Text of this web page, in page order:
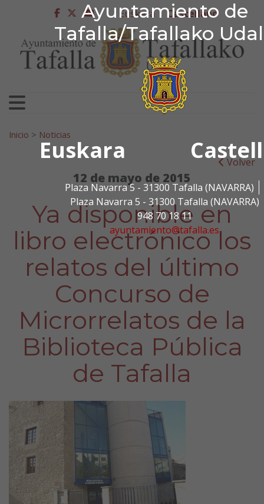
Ayuntamiento de
Tafalla/Tafallako
Euskara
Plaza Navarra 5 - 31300 Tafalla (NAVARRA)
Plaza Navarra 5 - 31300 Tafalla (NAVARRA)
948 70 18 11
ayuntamiento@tafalla.es
Ir al contenido
Ayuntamiento de
facebook
twitter
youtube
Euskera Castellano
Search for:
Inicio > Noticias
Volver
12 de mayo de 2015
Ya disponible en
libro electrónico los
relatos del último
Concurso de
Microrrelatos de la
Biblioteca Pública
de Tafalla